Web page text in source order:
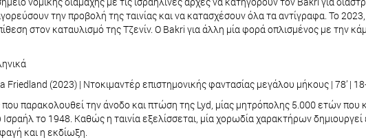
την προβολή της ταινίας και να κατασχέσουν όλα τα αντίγραφα. Το
στον καταυλισμό της Τζενίν. Ο Bakri για άλλη μία φορά οπλισμένος με την
Friedland (2023) | Ντοκιμαντέρ επιστημονικής φαντασίας μεγάλου μήκους | 78’ |
παρακολουθεί την άνοδο και πτώση της Lyd, μίας μητρόπολης 5.000 ετών που
το 1948. Καθώς η ταινία εξελίσσεται, μία χορωδία χαρακτήρων
και η εκδίωξη.